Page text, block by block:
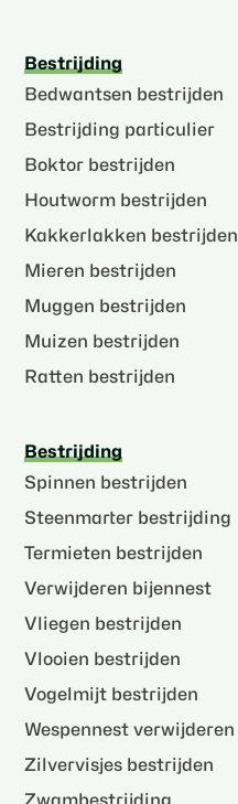
Bestrijding
Bedwantsen bestrijden
Bestrijding particulier
Boktor bestrijden
Houtworm bestrijden
Kakkerlakken bestrijden
Mieren bestrijden
Muggen bestrijden
Muizen bestrijden
Ratten bestrijden
Bestrijding
Spinnen bestrijden
Steenmarter bestrijding
Termieten bestrijden
Verwijderen bijennest
Vliegen bestrijden
Vlooien bestrijden
Vogelmijt bestrijden
Wespennest verwijderen
Zilvervisjes bestrijden